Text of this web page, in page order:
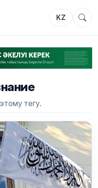
KZ
тегу.